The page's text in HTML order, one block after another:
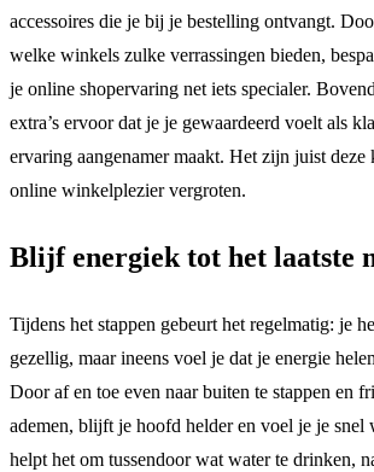
accessoires die je bij je bestelling ontvangt.
welke winkels zulke verrassingen bieden,
je online shopervaring net iets specialer.
extra’s ervoor dat je je gewaardeerd voelt als
ervaring aangenamer maakt. Het zijn juist
online winkelplezier vergroten.
Blijf energiek tot het laatste
Tijdens het stappen gebeurt het regelmatig: je
gezellig, maar ineens voel je dat je energie
Door af en toe even naar buiten te stappen en
ademen, blijft je hoofd helder en voel je je snel
helpt het om tussendoor wat water te drinken,